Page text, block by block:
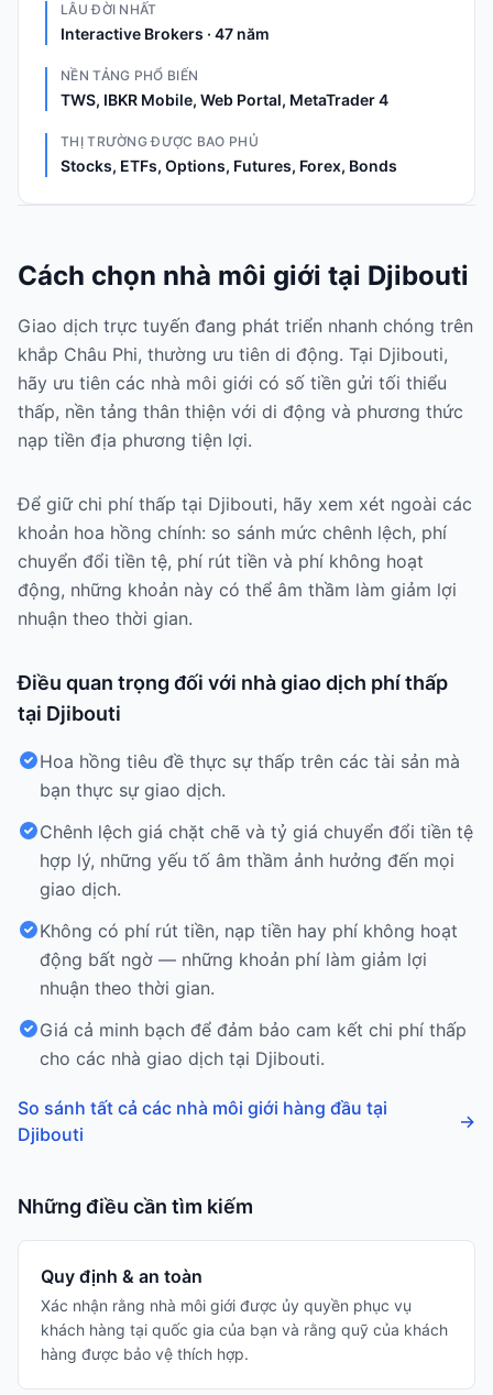
LÂU ĐỜI NHẤT
Interactive Brokers · 47 năm
NỀN TẢNG PHỔ BIẾN
TWS, IBKR Mobile, Web Portal, MetaTrader 4
THỊ TRƯỜNG ĐƯỢC BAO PHỦ
Stocks, ETFs, Options, Futures, Forex, Bonds
Cách chọn nhà môi giới tại Djibouti
Giao dịch trực tuyến đang phát triển nhanh chóng trên
khắp Châu Phi, thường ưu tiên di động. Tại Djibouti,
hãy ưu tiên các nhà môi giới có số tiền gửi tối thiểu
thấp, nền tảng thân thiện với di động và phương thức
nạp tiền địa phương tiện lợi.
Để giữ chi phí thấp tại Djibouti, hãy xem xét ngoài các
khoản hoa hồng chính: so sánh mức chênh lệch, phí
chuyển đổi tiền tệ, phí rút tiền và phí không hoạt
động, những khoản này có thể âm thầm làm giảm lợi
nhuận theo thời gian.
Điều quan trọng đối với nhà giao dịch phí thấp
tại Djibouti
Hoa hồng tiêu đề thực sự thấp trên các tài sản mà
bạn thực sự giao dịch.
Chênh lệch giá chặt chẽ và tỷ giá chuyển đổi tiền tệ
hợp lý, những yếu tố âm thầm ảnh hưởng đến mọi
giao dịch.
Không có phí rút tiền, nạp tiền hay phí không hoạt
động bất ngờ — những khoản phí làm giảm lợi
nhuận theo thời gian.
Giá cả minh bạch để đảm bảo cam kết chi phí thấp
cho các nhà giao dịch tại Djibouti.
So sánh tất cả các nhà môi giới hàng đầu tại
Djibouti
→
Những điều cần tìm kiếm
Quy định & an toàn
Xác nhận rằng nhà môi giới được ủy quyền phục vụ
khách hàng tại quốc gia của bạn và rằng quỹ của khách
hàng được bảo vệ thích hợp.